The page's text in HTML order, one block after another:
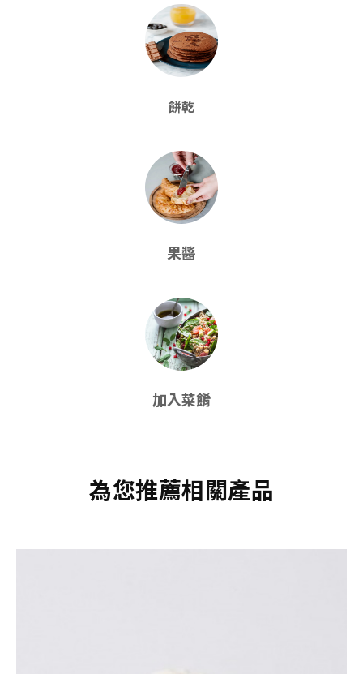
餅乾
果醬
加入菜餚
為您推薦相關產品